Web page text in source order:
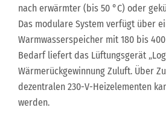
nach erwärmter (bis 50 °C) oder
Das modulare System verfügt über
Warmwasserspeicher mit 180 bis
Bedarf liefert das Lüftungsgerät
Wärmerückgewinnung Zuluft. Über
dezentralen 230-V-Heizelementen
werden.